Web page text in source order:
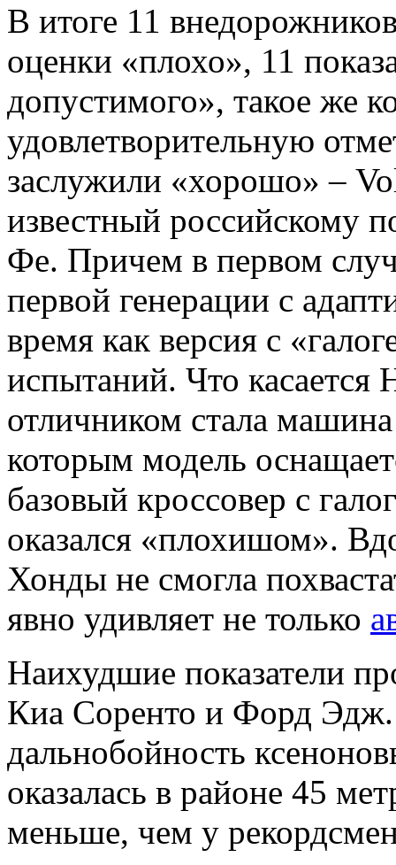
В итоге 11
оценки «плохо», 11
допустимого», такое же
удовлетворительную
заслужили «хорошо» –
известный российскому
Фе. Причем в первом
первой генерации с
время как версия с
испытаний. Что касается
отличником стала
которым модель
базовый кроссовер с
оказался «плохишом».
Хонды не смогла
явно удивляет не только
Наихудшие показатели
Киа Соренто и Форд
дальнобойность
оказалась в районе 45
меньше, чем у